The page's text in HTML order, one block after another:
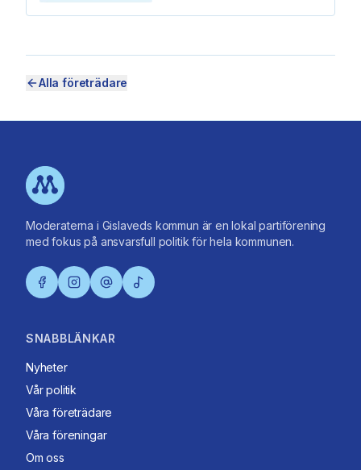
Alla företrädare
Moderaterna i Gislaveds kommun är en lokal partiförening
med fokus på ansvarsfull politik för hela kommunen.
SNABBLÄNKAR
Nyheter
Vår politik
Våra företrädare
Våra föreningar
Om oss